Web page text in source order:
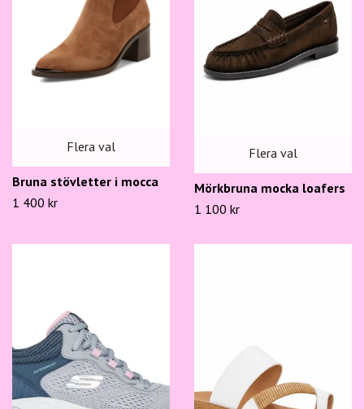
Flera val
Bruna stövletter i mocca
1 400 kr
Flera val
Mörkbruna mocka loafers
1 100 kr